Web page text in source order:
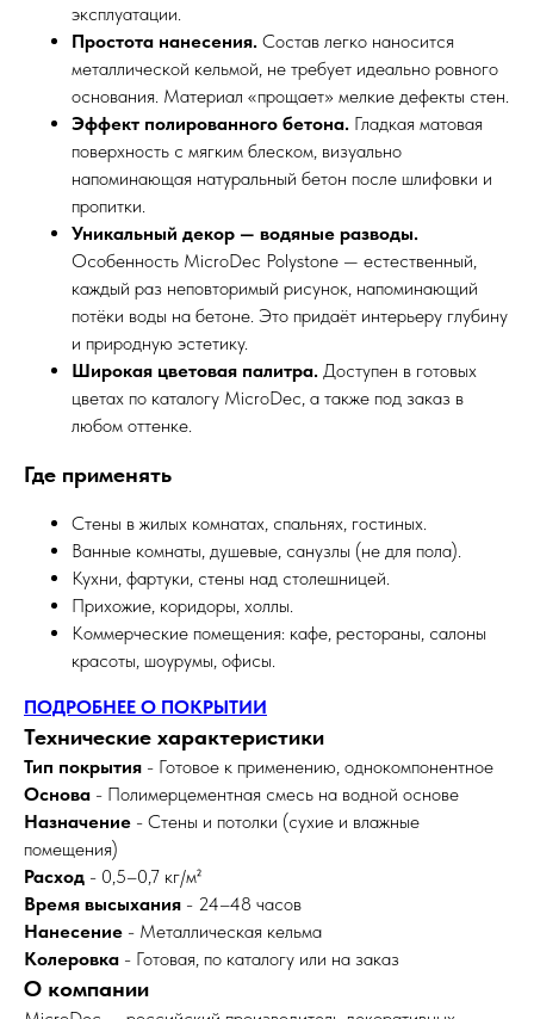
эксплуатации.
Простота нанесения. Состав легко наносится
металлической кельмой, не требует идеально ровного
основания. Материал «прощает» мелкие дефекты стен.
Эффект полированного бетона. Гладкая матовая
поверхность с мягким блеском, визуально
напоминающая натуральный бетон после шлифовки и
пропитки.
Уникальный декор — водяные разводы.
Особенность MicroDec Polystone — естественный,
каждый раз неповторимый рисунок, напоминающий
потёки воды на бетоне. Это придаёт интерьеру глубину
и природную эстетику.
Широкая цветовая палитра. Доступен в готовых
цветах по каталогу MicroDec, а также под заказ в
любом оттенке.
Где применять
Стены в жилых комнатах, спальнях, гостиных.
Ванные комнаты, душевые, санузлы (не для пола).
Кухни, фартуки, стены над столешницей.
Прихожие, коридоры, холлы.
Коммерческие помещения: кафе, рестораны, салоны
красоты, шоурумы, офисы.
ПОДРОБНЕЕ О ПОКРЫТИИ
Технические характеристики
Тип покрытия - Готовое к применению, однокомпонентное
Основа - Полимерцементная смесь на водной основе
Назначение - Стены и потолки (сухие и влажные
помещения)
Расход - 0,5–0,7 кг/м²
Время высыхания - 24–48 часов
Нанесение - Металлическая кельма
Колеровка - Готовая, по каталогу или на заказ
О компании